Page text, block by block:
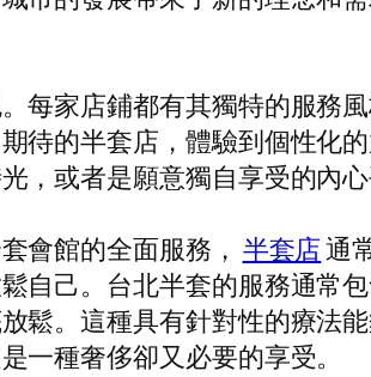
每家店鋪都有其獨特的服務
待的半套店，體驗到個性化
，或者是願意獨自享受的內心
會館的全面服務， 半套店通
自己。台北半套的服務通常
鬆。這種具有針對性的療法
一種奢侈卻又必要的享受。